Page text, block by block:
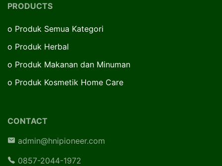
PRODUCTS
o Produk Semua Kategori
o Produk Herbal
o Produk Makanan dan Minuman
o Produk Kosmetik Home Care
CONTACT
admin@hnipioneer.com
0857-2044-1972